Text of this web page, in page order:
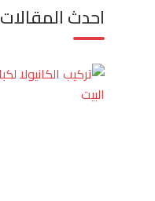
احدث المقالات